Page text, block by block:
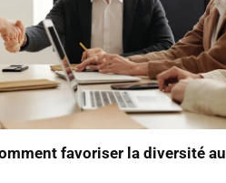
favoriser la diversité